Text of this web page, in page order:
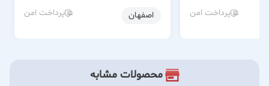
پرداخت امن
اصفهان
پرداخت امن
محصولات مشابه